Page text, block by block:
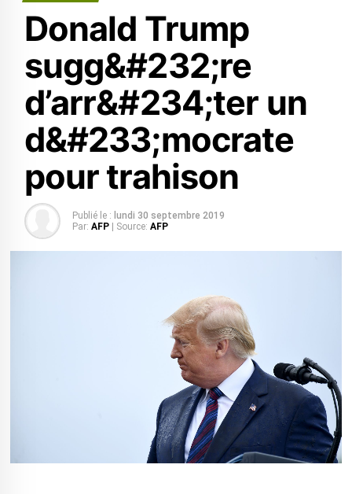
Donald Trump
sugg&#232;re
d’arr&#234;ter un
d&#233;mocrate
pour trahison
Publié le : lundi 30 septembre 2019
Par: AFP | Source: AFP